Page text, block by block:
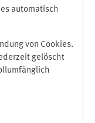
automatisch
von Cookies.
gelöscht